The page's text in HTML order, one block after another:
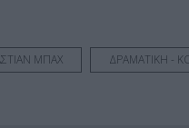
ΜΠΑΧ ΔΡΑΜΑΤΙΚΗ -